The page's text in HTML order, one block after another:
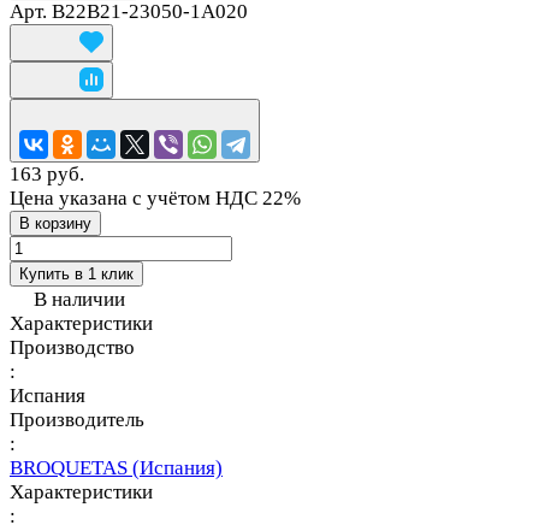
Арт. B22B21-23050-1A020
163 руб.
Цена указана с учётом НДС 22%
В корзину
Купить в 1 клик
В наличии
Характеристики
Производство
:
Испания
Производитель
:
BROQUETAS (Испания)
Характеристики
: